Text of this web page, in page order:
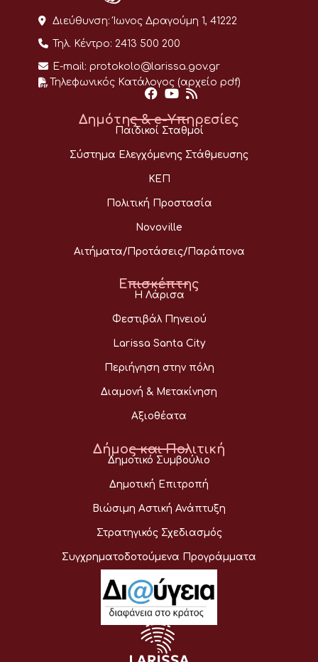
Διεύθυνση: Ίωνος Δραγούμη 1, 41222
Τηλ. Κέντρο: 2413 500 200
E-mail: protokolo@larissa.gov.gr
Τηλεφωνικός Κατάλογος (αρχείο pdf)
Δημότης & e-Υπηρεσίες
Παιδικοί Σταθμοί
Σύστημα Ελεγχόμενης Στάθμευσης
ΚΕΠ
Πολιτική Προστασία
Novoville
Αιτήματα/Προτάσεις/Παράπονα
Επισκέπτης
Η Λάρισα
Φεστιβάλ Πηνειού
Larissa Santa City
Περιήγηση στην πόλη
Διαμονή & Μετακίνηση
Αξιοθέατα
Δήμος και Πολιτική
Δημοτικό Συμβούλιο
Δημοτική Επιτροπή
Βιώσιμη Αστική Ανάπτυξη
Στρατηγικός Σχεδιασμός
Συγχρηματοδοτούμενα Προγράμματα